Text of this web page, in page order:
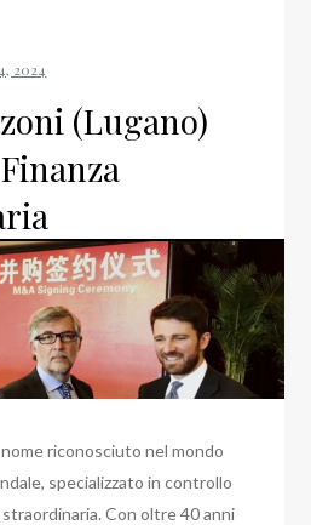
(Lugano)
riconosciuto nel mondo
specializzato in controllo
Con oltre 40 anni